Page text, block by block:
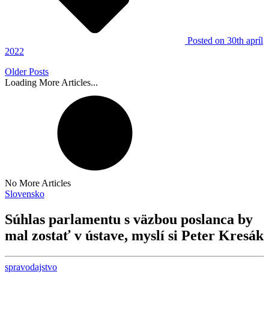
Posted on 30th apríl
2022
Older Posts
Loading More Articles...
No More Articles
Slovensko
Súhlas parlamentu s väzbou poslanca by
mal zostať v ústave, myslí si Peter Kresák
spravodajstvo